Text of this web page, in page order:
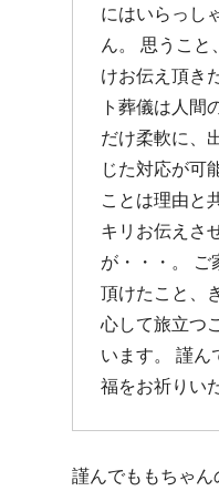
にはいらっし
ん。 思うこと
けお伝え頂き
ト葬儀は人間
だけ柔軟に、
じた対応が可
ことは理由と
キリお伝えさ
が・・・。 ご
頂けたこと、
心して旅立つ
います。 謹ん
福をお祈りい
謹んでももちゃん